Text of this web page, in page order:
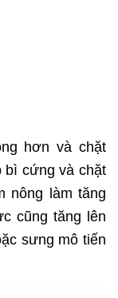
hơn và chặt
bì cứng và chặt
nông làm tăng
cũng tăng lên
sưng mô tiến